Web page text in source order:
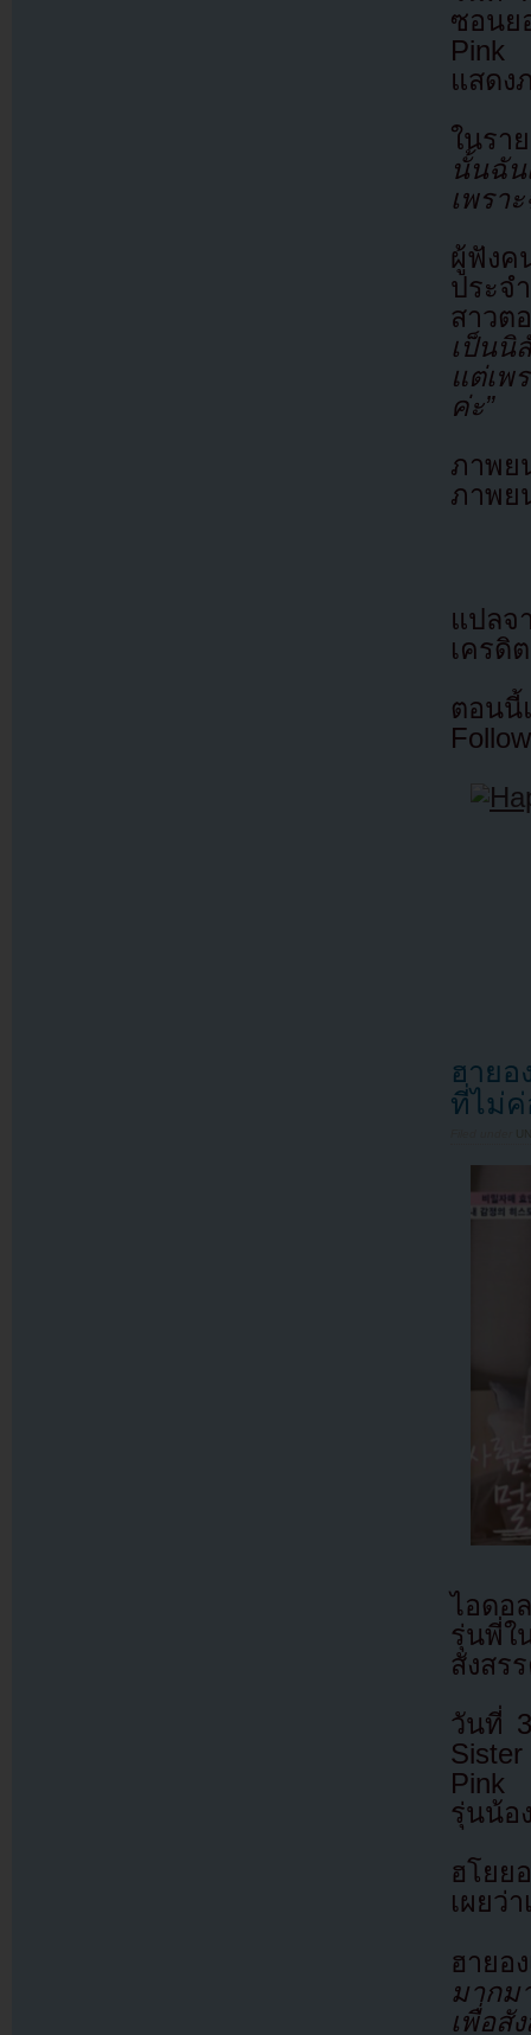
ซอนย
Pink
แสดง
ในรา
นั้นฉัน
เพรา
ผู้ฟังค
ประจ
สาวต
เป็นนิ
แต่เพ
ค่ะ”
ภาพ
ภาพย
แปล
เครดิ
ตอนนี้
ฮายอ
ที่ไม่ค่
ไอดอ
รุ่นพี่ใ
สังสร
วันที่
Pink
รุ่นน้อ
ฮโยย
เผยว่
ฮา
มากม
เพื่อสั